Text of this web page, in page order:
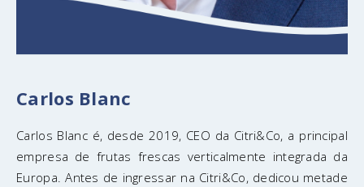
Carlos Blanc
Carlos Blanc é, desde 2019, CEO da Citri&Co, a principal
empresa de frutas frescas verticalmente integrada da
Europa. Antes de ingressar na Citri&Co, dedicou metade